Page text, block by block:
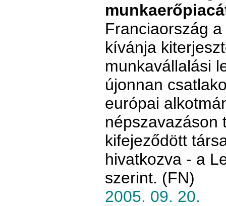
Franciaország
kívánja
munkavállalási
újonnan
európai
népszavazáson
kifejeződött
hivatkozva - a
szerint. (FN)
2005. 09. 20.